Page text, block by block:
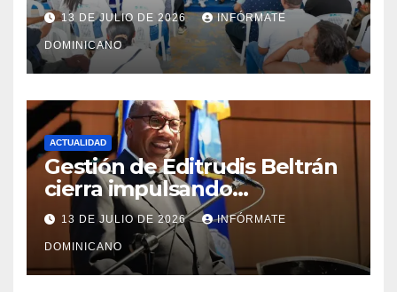
y fortalecimiento del PRM en
Monte Plata
13 DE JULIO DE 2026 INFÓRMATE
DOMINICANO
ACTUALIDAD
Gestión de Editrudis Beltrán
cierra impulsando
modernización, expansión y
transformación institucional
13 DE JULIO DE 2026 INFÓRMATE
DOMINICANO